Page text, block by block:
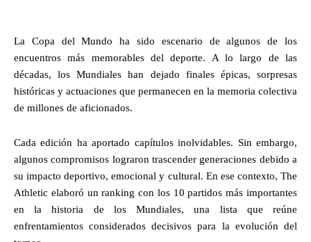
La Copa del Mundo ha sido escenario de algunos de los
encuentros más memorables del deporte. A lo largo de las
décadas, los Mundiales han dejado finales épicas, sorpresas
históricas y actuaciones que permanecen en la memoria colectiva
de millones de aficionados.
Cada edición ha aportado capítulos inolvidables. Sin embargo,
algunos compromisos lograron trascender generaciones debido a
su impacto deportivo, emocional y cultural. En ese contexto, The
Athletic elaboró un ranking con los 10 partidos más importantes
en la historia de los Mundiales, una lista que reúne
enfrentamientos considerados decisivos para la evolución del